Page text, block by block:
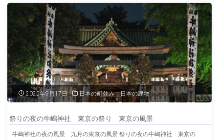
東
京
の
風
景"
東
京
大
学
構
の
2025年9月17日 日本の町並み 日本の建物
祭りの夜の牛嶋神社 東京の祭り 東京の風景
牛嶋神社の夜の風景 九月の東京の風景 祭りの夜の牛嶋神社 東京の